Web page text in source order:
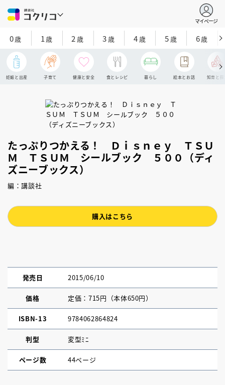
マイページ
0歳 1歳 2 歳 3歳 4歳 5歳 6歳
妊娠と出産 子育て 健康と安全 食とレシピ 暮らし 絵本とお話 知育と探
たっぷりつかえる！ Ｄｉｓｎｅｙ ＴＳＵ
Ｍ ＴＳＵＭ シールブック ５００（ディ
ズニーブックス）
編：講談社
購入はこちら
発売日 2015/06/10
価格 定価：715円（本体650円）
ISBN-13 9784062864824
判型 変型ﾐﾆ
ページ数 44ページ